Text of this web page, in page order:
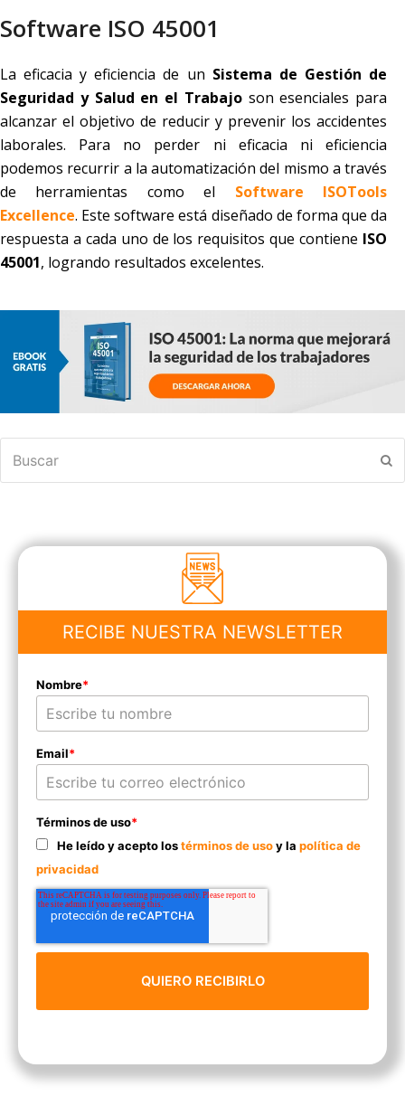
Software ISO 45001
La eficacia y eficiencia de un Sistema de Gestión de
Seguridad y Salud en el Trabajoson esenciales para
alcanzar el objetivo de reducir y prevenir los accidentes
laborales. Para no perder ni eficacia ni eficiencia
podemos recurrir a la automatización del mismo a través
de herramientas como el Software ISOTools
Excellence. Este software está diseñado de forma que da
respuesta a cada uno de los requisitos que contiene ISO
45001, logrando resultados excelentes.
RECIBE NUESTRA NEWSLETTER
Nombre*
Email*
Términos de uso*
He leído y acepto lostérminos de usoy la política de
privacidad